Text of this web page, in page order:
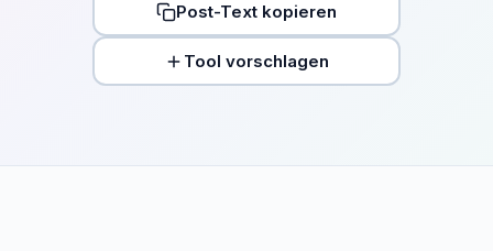
Post-Text kopieren
Tool vorschlagen